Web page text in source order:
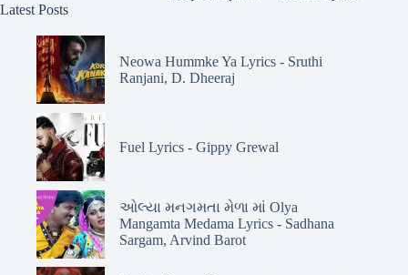
Latest Posts
Neowa Hummke Ya Lyrics - Sruthi
Ranjani, D. Dheeraj
Fuel Lyrics - Gippy Grewal
ઓલ્યા મનગમતા મેળા માં Olya
Mangamta Medama Lyrics - Sadhana
Sargam, Arvind Barot